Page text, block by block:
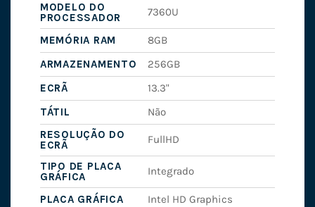
MODELO DO
PROCESSADOR
7360U
MEMÓRIA RAM
8GB
ARMAZENAMENTO
256GB
ECRÃ
13.3"
TÁTIL
Não
RESOLUÇÃO DO
ECRÃ
FullHD
TIPO DE PLACA
GRÁFICA
Integrado
PLACA GRÁFICA
Intel HD Graphics